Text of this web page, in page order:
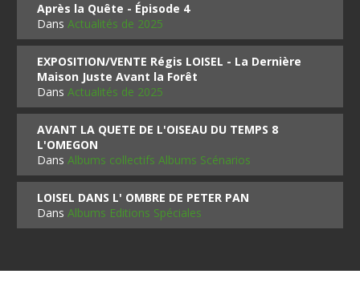
Après la Quête - Épisode 4
DansActualités de 2025
EXPOSITION/VENTE Régis LOISEL - La Dernière
Maison Juste Avant la Forêt
DansActualités de 2025
AVANT LA QUETE DE L'OISEAU DU TEMPS 8
L'OMEGON
DansAlbums collectifs Albums Scénarios
LOISEL DANS L' OMBRE DE PETER PAN
DansAlbums Editions Spéciales